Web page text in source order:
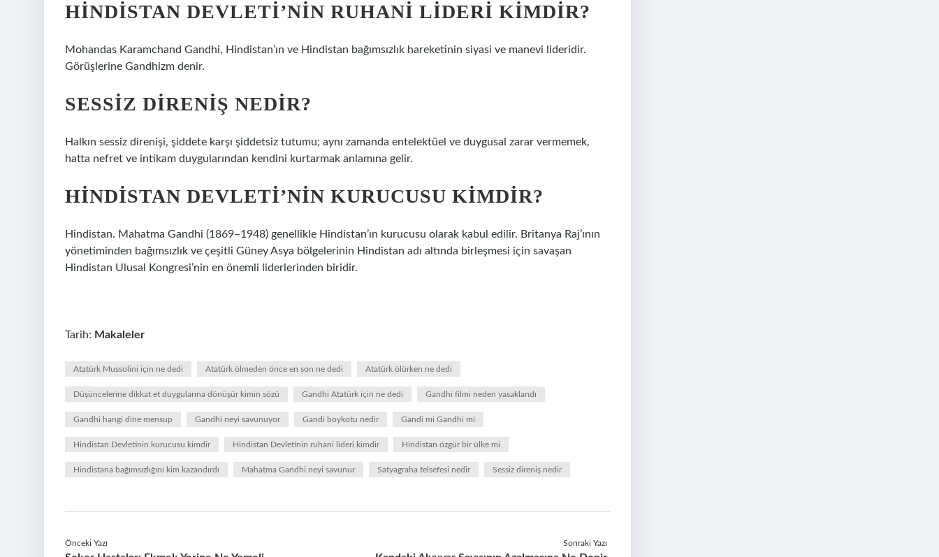
HINDISTAN DEVLETI’NIN RUHANI LIDERI KIMDIR?
Mohandas Karamchand Gandhi, Hindistan’ın ve Hindistan bağımsızlık hareketinin siyasi ve manevi lideridir.
Görüşlerine Gandhizm denir.
SESSIZ DIRENIŞ NEDIR?
Halkın sessiz direnişi, şiddete karşı şiddetsiz tutumu; aynı zamanda entelektüel ve duygusal zarar vermemek,
hatta nefret ve intikam duygularından kendini kurtarmak anlamına gelir.
HINDISTAN DEVLETI’NIN KURUCUSU KIMDIR?
Hindistan. Mahatma Gandhi (1869–1948) genellikle Hindistan’ın kurucusu olarak kabul edilir. Britanya Raj’ının
yönetiminden bağımsızlık ve çeşitli Güney Asya bölgelerinin Hindistan adı altında birleşmesi için savaşan
Hindistan Ulusal Kongresi’nin en önemli liderlerinden biridir.
Tarih: Makaleler
Atatürk Mussolini için ne dedi Atatürk ölmeden önce en son ne dedi Atatürk ölürken ne dedi
Düşüncelerine dikkat et duygularına dönüşür kimin sözü Gandhi Atatürk için ne dedi Gandhi filmi neden yasaklandı
Gandhi hangi dine mensup Gandhi neyi savunuyor Gandi boykotu nedir Gandi mi Gandhi mi
Hindistan Devletinin kurucusu kimdir Hindistan Devletinin ruhani lideri kimdir Hindistan özgür bir ülke mi
Hindistana bağımsızlığını kim kazandırdı Mahatma Gandhi neyi savunur Satyagraha felsefesi nedir Sessiz direniş nedir
Önceki Yazı Sonraki Yazı